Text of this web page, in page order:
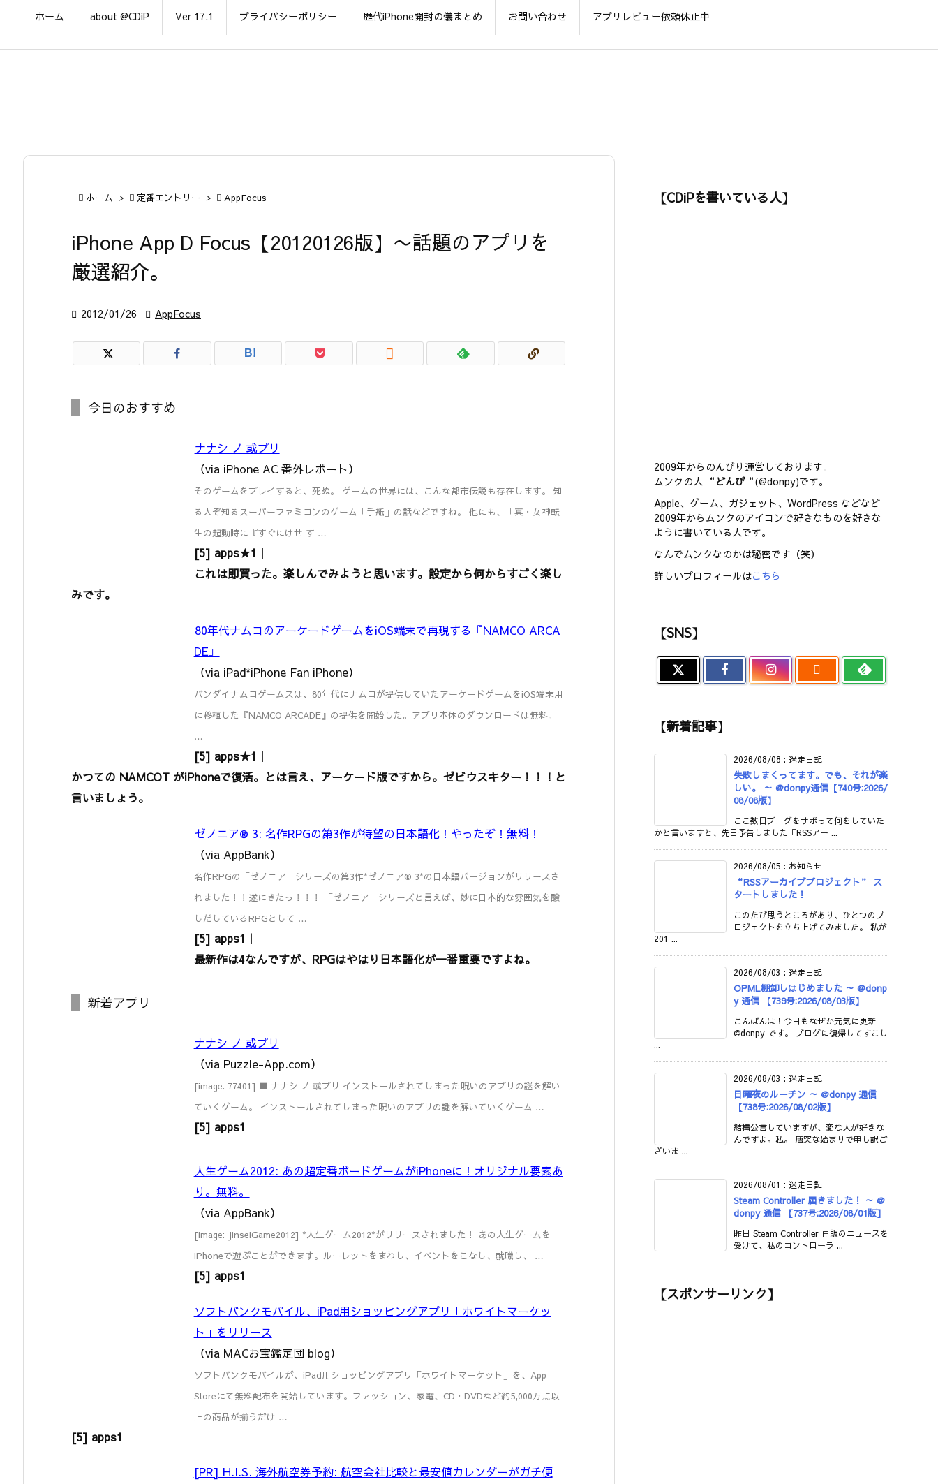
ホーム about @CDiP Ver 17.1 プライバシーポリシー 歴代iPhone開封の儀まとめ お問い合わせ アプリレビュー依頼休止中
 ホーム >  定番エントリー >  AppFocus
iPhone App D Focus【20120126版】〜話題のアプリを
厳選紹介。
 2012/01/26  AppFocus
B! 
今日のおすすめ
ナナシ ノ 或プリ
（via iPhone AC 番外レポート）
そのゲームをプレイすると、死ぬ。 ゲームの世界には、こんな都市伝説も存在します。 知
る人ぞ知るスーパーファミコンのゲーム「手紙」の話などですね。 他にも、「真・女神転
生の起動時に『すぐにけせ す …
[5] apps★1｜
これは即買った。楽しんでみようと思います。設定から何からすごく楽し
みです。
80年代ナムコのアーケードゲームをiOS端末で再現する『NAMCO ARCA
DE』
（via iPad*iPhone Fan iPhone）
バンダイナムコゲームスは、80年代にナムコが提供していたアーケードゲームをiOS端末用
に移植した『NAMCO ARCADE』の提供を開始した。アプリ本体のダウンロードは無料。
…
[5] apps★1｜
かつての NAMCOT がiPhoneで復活。とは言え、アーケード版ですから。ゼビウスキター！！！と
言いましょう。
ゼノニア® 3: 名作RPGの第3作が待望の日本語化！やったぞ！無料！
（via AppBank）
名作RPGの「ゼノニア」シリーズの第3作*ゼノニア® 3*の日本語バージョンがリリースさ
れました！！遂にきたっ！！！ 「ゼノニア」シリーズと言えば、妙に日本的な雰囲気を醸
しだしているRPGとして …
[5] apps1｜
最新作は4なんですが、RPGはやはり日本語化が一番重要ですよね。
新着アプリ
ナナシ ノ 或プリ
（via Puzzle-App.com）
[image: 77401] ■ ナナシ ノ 或プリ インストールされてしまった呪いのアプリの謎を解い
ていくゲーム。 インストールされてしまった呪いのアプリの謎を解いていくゲーム …
[5] apps1
人生ゲーム2012: あの超定番ボードゲームがiPhoneに！オリジナル要素あ
り。無料。
（via AppBank）
[image: JinseiGame2012] *人生ゲーム2012*がリリースされました！ あの人生ゲームを
iPhoneで遊ぶことができます。ルーレットをまわし、イベントをこなし、就職し、 …
[5] apps1
ソフトバンクモバイル、iPad用ショッピングアプリ「ホワイトマーケッ
ト」をリリース
（via MACお宝鑑定団 blog）
ソフトバンクモバイルが、iPad用ショッピングアプリ「ホワイトマーケット」を、App
Storeにて無料配布を開始しています。ファッション、家電、CD・DVDなど約5,000万点以
上の商品が揃うだけ …
[5] apps1
[PR] H.I.S. 海外航空券予約: 航空会社比較と最安値カレンダーがガチ便
【CDiPを書いている人】
2009年からのんびり運営しております。
ムンクの人 “ どんぴ“(@donpy)です。
Apple、ゲーム、ガジェット、WordPress などなど
2009年からムンクのアイコンで好きなものを好きな
ように書いている人です。
なんでムンクなのかは秘密です（笑）
詳しいプロフィールはこちら
【SNS】

【新着記事】
2026/08/08 : 迷走日記
失敗しまくってます。でも、それが楽
しい。 ～ @donpy通信【740号:2026/
08/08版】
ここ数日ブログをサボって何をしていた
かと言いますと、先日予告しました「RSSアー ...
2026/08/05 : お知らせ
“RSSアーカイブプロジェクト” ス
タートしました！
このたび思うところがあり、ひとつのプ
ロジェクトを立ち上げてみました。 私が
201 ...
2026/08/03 : 迷走日記
OPML棚卸しはじめました ～ @donp
y 通信 【739号:2026/08/03版】
こんばんは！今日もなぜか元気に更新
@donpy です。 ブログに復帰してすこし
...
2026/08/03 : 迷走日記
日曜夜のルーチン ～ @donpy 通信
【738号:2026/08/02版】
結構公言していますが、変な人が好きな
んですよ。私。 唐突な始まりで申し訳ご
ざいま ...
2026/08/01 : 迷走日記
Steam Controller 届きました！ ～ @
donpy 通信 【737号:2026/08/01版】
昨日 Steam Controller 再販のニュースを
受けて、私のコントローラ ...
【スポンサーリンク】